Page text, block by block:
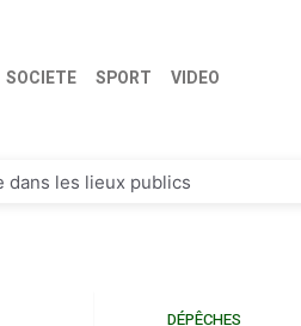
SOCIETE SPORT VIDEO
dans les lieux publics
DÉPÊCHES